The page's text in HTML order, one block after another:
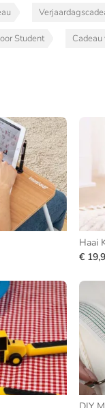
Student
Haai
€